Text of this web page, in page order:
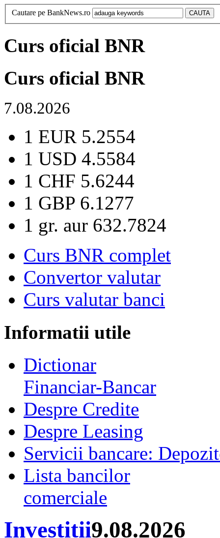
Cautare pe BankNews.ro
Curs oficial BNR
Curs oficial BNR
7.08.2026
1 EUR 5.2554
1 USD 4.5584
1 CHF 5.6244
1 GBP 6.1277
1 gr. aur 632.7824
Curs BNR complet
Convertor valutar
Curs valutar banci
Informatii utile
Dictionar
Financiar-Bancar
Despre Credite
Despre Leasing
Servicii bancare:
Lista bancilor
comerciale
Investitii9.08.2026